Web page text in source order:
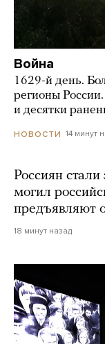
Война
1629-й день.
регионы
и десятки
НОВОСТИ 14 минут
Россиян
могил
предъявляют
18 минут назад